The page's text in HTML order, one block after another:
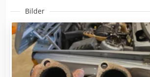
Bilder